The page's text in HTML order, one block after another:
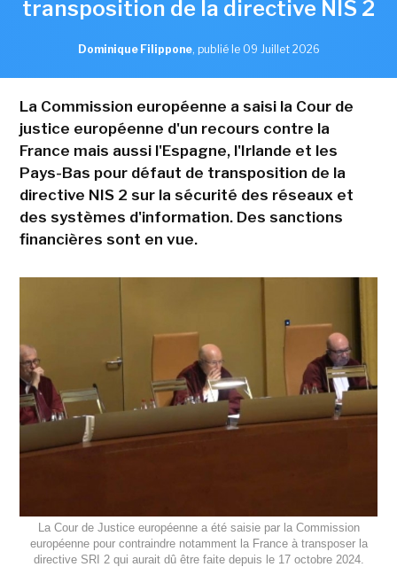
transposition de la directive NIS 2
Dominique Filippone, publié le 09 Juillet 2026
La Commission européenne a saisi la Cour de
justice européenne d'un recours contre la
France mais aussi l'Espagne, l'Irlande et les
Pays-Bas pour défaut de transposition de la
directive NIS 2 sur la sécurité des réseaux et
des systèmes d'information. Des sanctions
financières sont en vue.
La Cour de Justice européenne a été saisie par la Commission
européenne pour contraindre notamment la France à transposer la
directive SRI 2 qui aurait dû être faite depuis le 17 octobre 2024.